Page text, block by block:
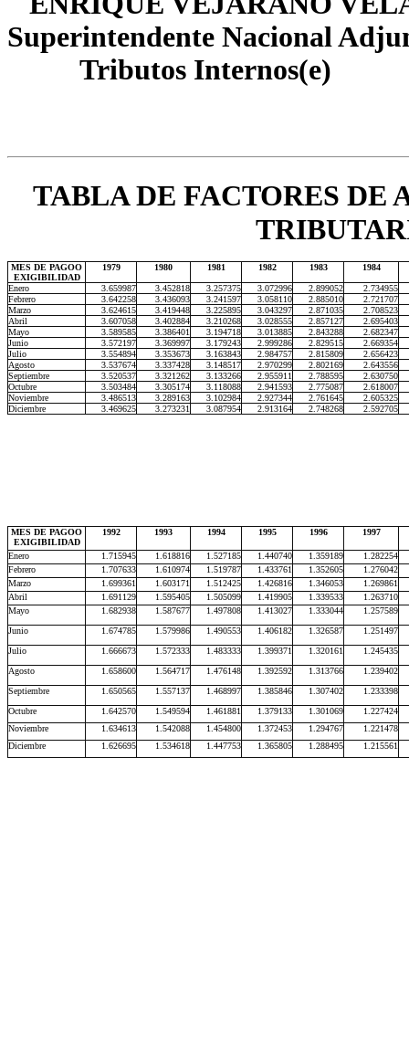
Superintendente Nacional
Tributos Internos(e)
TABLA DE FACTORES DE
MES DE PAGOO
EXIGIBILIDAD
1979 1980 1981 1982 1983 1984
Enero 3.659987 3.452818 3.257375 3.072996 2.899052
2.734955
Febrero
3.642258 3.436093 3.241597 3.058110 2.885010
2.721707
Marzo
3.624615 3.419448 3.225895 3.043297 2.871035
2.708523
Abril
3.607058 3.402884 3.210268 3.028555 2.857127
2.695403
Mayo
3.589585 3.386401 3.194718 3.013885 2.843288
2.682347
Junio
3.572197 3.369997 3.179243 2.999286 2.829515
2.669354
Julio
3.554894 3.353673 3.163843 2.984757 2.815809
2.656423
Agosto
3.537674 3.337428 3.148517 2.970299 2.802169
2.643556
Septiembre
3.520537 3.321262 3.133266 2.955911 2.788595
2.630750
Octubre
3.503484 3.305174 3.118088 2.941593 2.775087
2.618007
Noviembre
3.486513 3.289163 3.102984 2.927344 2.761645
2.605325
Diciembre
3.469625 3.273231 3.087954 2.913164 2.748268 2.592705
MES DE PAGOO
EXIGIBILIDAD
1992 1993 1994 1995 1996 1997
Enero 1.715945 1.618816 1.527185 1.440740 1.359189
1.282254
Febrero
1.707633 1.610974 1.519787 1.433761 1.352605
1.276042
Marzo
1.699361 1.603171 1.512425 1.426816 1.346053
1.269861
Abril
1.691129 1.595405 1.505099 1.419905 1.339533
1.263710
Mayo
1.682938 1.587677 1.497808 1.413027 1.333044
1.257589
Junio
1.674785 1.579986 1.490553 1.406182 1.326587
1.251497
Julio
1.666673 1.572333 1.483333 1.399371 1.320161
1.245435
Agosto
1.658600 1.564717 1.476148 1.392592 1.313766
1.239402
Septiembre
1.650565 1.557137 1.468997 1.385846 1.307402
1.233398
Octubre
1.642570 1.549594 1.461881 1.379133 1.301069
1.227424
Noviembre
1.634613 1.542088 1.454800 1.372453 1.294767
1.221478
Diciembre
1.626695 1.534618 1.447753 1.365805 1.288495 1.215561